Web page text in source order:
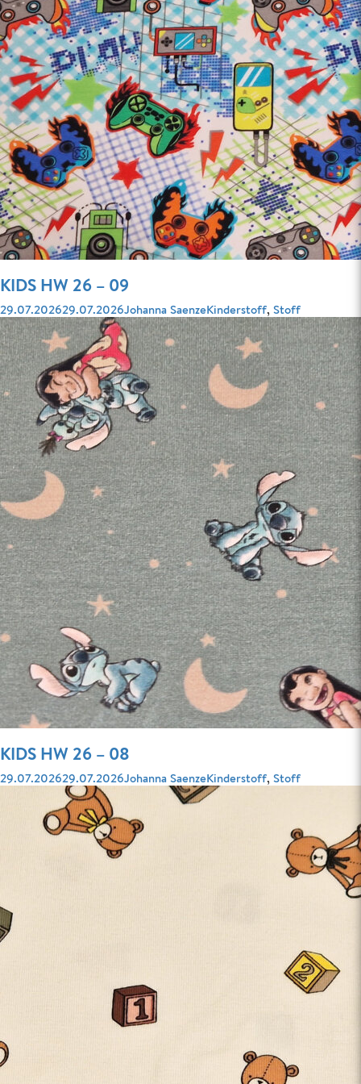
KIDS HW 26 – 09
Veröffentlicht
am
29.07.202629.07.2026Autor
Johanna SaenzeKategorien
Kinderstoff,Stoff
KIDS HW 26 – 08
Veröffentlicht
29.07.202629.07.2026Autor
Johanna SaenzeKategorien
Kinderstoff,Stoff